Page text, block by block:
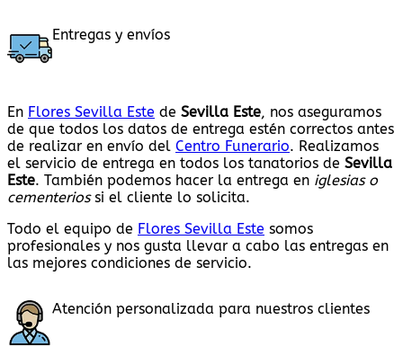
Entregas y envíos
En Flores Sevilla Este de Sevilla Este, nos aseguramos
de que todos los datos de entrega estén correctos antes
de realizar en envío del Centro Funerario. Realizamos
el servicio de entrega en todos los tanatorios de Sevilla
Este. También podemos hacer la entrega en iglesias o
cementeriossi el cliente lo solicita.
Todo el equipo de Flores Sevilla Este somos
profesionales y nos gusta llevar a cabo las entregas en
las mejores condiciones de servicio.
Atención personalizada para nuestros clientes